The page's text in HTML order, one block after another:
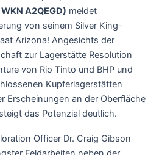
A2QEGD) meldet
von seinem Silver King-
Arizona! Angesichts der
zur Lagerstätte Resolution
von Rio Tinto und BHP und
Kupferlagerstätten
Erscheinungen an der Oberfläche
das Potenzial deutlich.
Officer Dr. Craig Gibson